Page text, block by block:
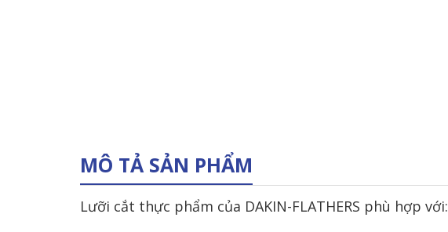
MÔ TẢ SẢN PHẨM
Lưỡi cắt thực phẩm của DAKIN-FLATHERS phù hợp với: